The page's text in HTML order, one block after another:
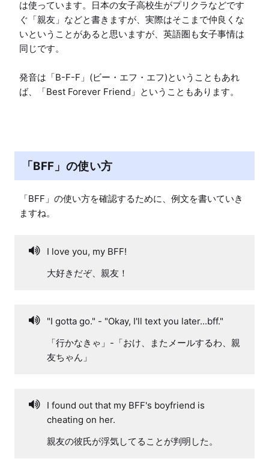
は使っています。日本の女子高校生がプリクラなどです
ぐ「親友」などと書きますが、実際はそこまで仲良くな
いということがあると思いますが、英語圏も女子事情は
同じです。
発音は「B-F-F」(ビー・エフ・エフ)ということもあれ
ば、「Best Forever Friend」ということもあります。
「BFF」の使い方
「BFF」の使い方を確認するために、例文を書いていき
ますね。
I love you, my BFF!
大好きだぞ、親友！
"I gotta go." - "Okay, I'll text you later...bff."
「行かなきゃ」-「おけ、またメールするわ、親
友ちゃん」
I found out that my BFF's boyfriend is
cheating on her.
親友の彼氏が浮気してることが判明した。